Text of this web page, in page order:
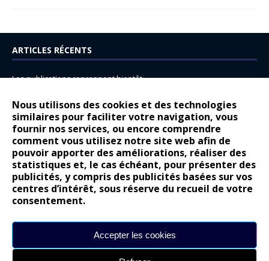
Nous utilisons des cookies et des technologies
similaires pour faciliter votre navigation, vous
fournir nos services, ou encore comprendre
comment vous utilisez notre site web afin de
pouvoir apporter des améliorations, réaliser des
statistiques et, le cas échéant, pour présenter des
publicités, y compris des publicités basées sur vos
centres d’intérêt, sous réserve du recueil de votre
consentement.
Accepter les cookies
ARTICLES RÉCENTS
Les publications reprennent bientôt…
14 juillet : nouveau film de marque pour Citroën
Renault Espace : voyage, voyage…
Peugeot E-208 GTi : naissance d’une légende
COMMENTAIRES RÉCENTS
Bernard Dardartdans
Gilly
gyo